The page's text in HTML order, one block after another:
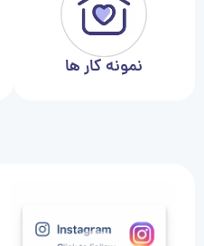
نمونه کار ها